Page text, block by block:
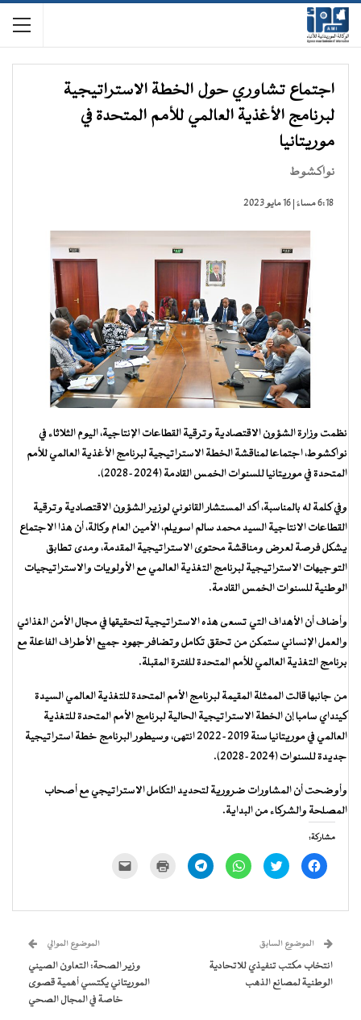
اجتماع تشاوري حول الخطة الاستراتيجية
لبرنامج الأغذية العالمي للأمم المتحدة في
موريتانيا
نواكشوط
6:18 مساءً | 16 مايو 2023
نظمت وزارة الشؤون الاقتصادية وترقية القطاعات الإنتاجية، اليوم الثلاثاء في
نواكشوط، اجتماعا لمناقشة الخطة الاستراتيجية لبرنامج الأغذية العالمي للأمم
المتحدة في موريتانيا للسنوات الخمس القادمة (2024-2028).
وفي كلمة له بالمناسبة، أكد المستشار القانوني لوزير الشؤون الاقتصادية وترقية
القطاعات الانتاجية السيد محمد سالم اسويلم، الأمين العام وكالة، أن هذا الاجتماع
يشكل فرصة لعرض ومناقشة محتوى الاستراتيجية المقدمة، ومدى تطابق
التوجيهات الاستراتيجية لبرنامج التغذية العالمي مع الأولويات والاستراتيجيات
الوطنية للسنوات الخمس القادمة.
وأضاف أن الأهداف التي تسعى هذه الاستراتيجية لتحقيقها في مجال الأمن الغذائي
والعمل الإنساني ستمكن من تحقق تكامل وتضافر جهود جميع الأطراف الفاعلة مع
برنامج التغذية العالمي للأمم المتحدة للفترة المقبلة.
من جانبها قالت الممثلة المقيمة لبرنامج الأمم المتحدة للتغذية العالمي السيدة
كينداي سامبا إن الخطة الاستراتيجية الحالية لبرنامج الأمم المتحدة للتغذية
العالمي في موريتانيا سنة 2019-2022 انتهى، وسيطور البرنامج خطة استراتيجية
جديدة للسنوات (2024-2028).
وأوضحت أن المشاورات ضرورية لتحديد التكامل الاستراتيجي مع أصحاب
المصلحة والشركاء من البداية.
مشاركة:
انقر
للمشاركة
في
اضغط
للمشاركة
في
انقر
للمشاركة
في
انقر
للمشاركة
في
للطباعة
جديدة) الإلكتروني
نافذة
جديدة)
الموضوع السابق
انتخاب مكتب تنفيذي للاتحادية
الوطنية لمصانع الذهب
الموضوع الموالي
وزير الصحة: التعاون الصيني
الموريتاني يكتسي أهمية قصوى
خاصة في المجال الصحي